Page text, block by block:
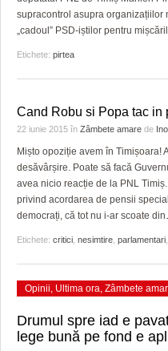
supracontrol asupra organizațiilor
„cadoul” PSD-iștilor pentru
Etichete: pirtea
Cand Robu si Popa tac in
22 iunie 2015 în Zâmbete amare de
Mișto opoziție avem în Timișoara!
desăvârșire. Poate să facă
avea nicio reacție de la PNL
privind acordarea de pensii
democrați, că tot nu i-ar scoate din
Etichete: critici, nesimtire, parlamentari,
Opinii, Ultima ora, Zâmbete
Drumul spre iad e
lege bună pe fond e